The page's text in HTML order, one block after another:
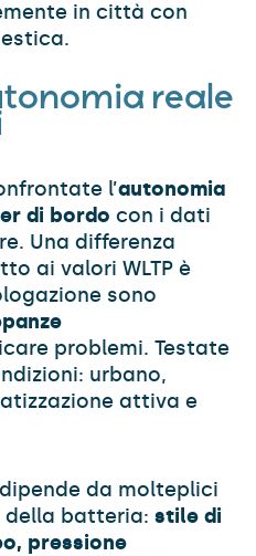
in città con
reale
l’autonomia
di bordo con i dati
Una differenza
ai valori WLTP è
sono
problemi. Testate
urbano,
attiva e
da molteplici
batteria: stile di
pressione